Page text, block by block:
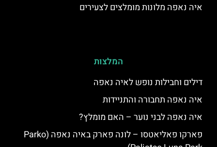
איה נאפה מלונות מומלצים לצעירים
המלצות
דילים וחבילות נופש לאיה נאפה
איה נאפה תחבורה והתניידות
איה נאפה לבני נוער – האם מומלץ?
פארקו פאליאטסו – לונה פארק באיה נאפה (‪Parko